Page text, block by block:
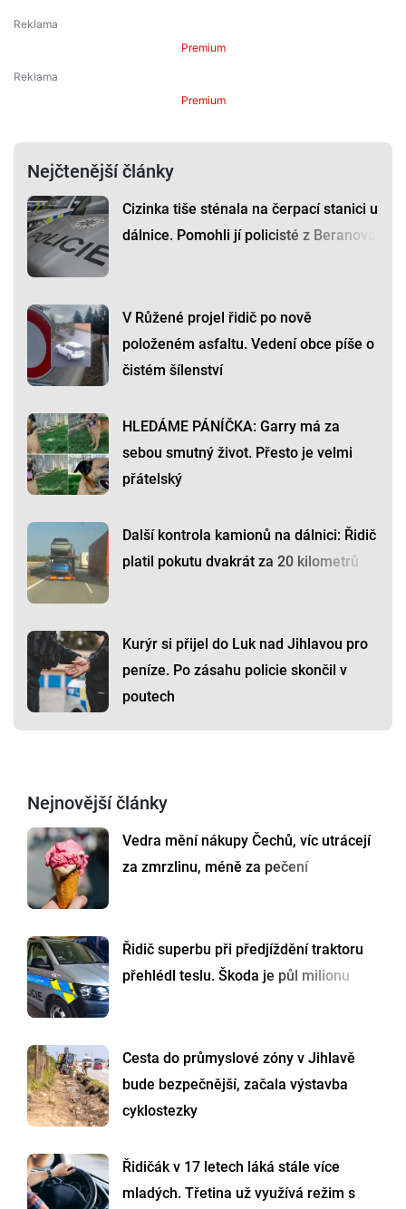
Premium
Premium
Nejčtenější články
Cizinka tiše sténala na čerpací stanici u
dálnice. Pomohli jí policisté z Beranova
V Růžené projel řidič po nově
položeném asfaltu. Vedení obce píše o
čistém šílenství
HLEDÁME PÁNÍČKA: Garry má za
sebou smutný život. Přesto je velmi
přátelský
Další kontrola kamionů na dálnici: Řidič
platil pokutu dvakrát za 20 kilometrů
Kurýr si přijel do Luk nad Jihlavou pro
peníze. Po zásahu policie skončil v
poutech
Nejnovější články
Vedra mění nákupy Čechů, víc utrácejí
za zmrzlinu, méně za pečení
Řidič superbu při předjíždění traktoru
přehlédl teslu. Škoda je půl milionu
Cesta do průmyslové zóny v Jihlavě
bude bezpečnější, začala výstavba
cyklostezky
Řidičák v 17 letech láká stále více
mladých. Třetina už využívá režim s